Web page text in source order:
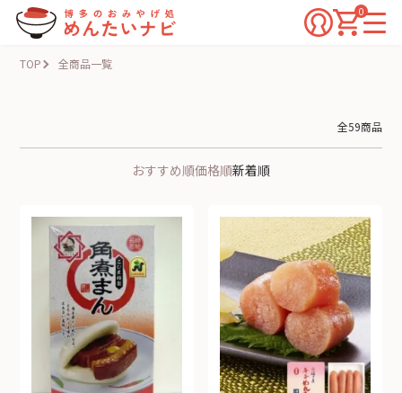
0
TOP 全商品一覧
全59商品
おすすめ順価格順新着順